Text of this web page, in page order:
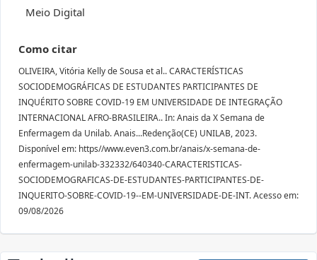
Meio Digital
Como citar
OLIVEIRA, Vitória Kelly de Sousa et al.. CARACTERÍSTICAS
SOCIODEMOGRÁFICAS DE ESTUDANTES PARTICIPANTES DE
INQUÉRITO SOBRE COVID-19 EM UNIVERSIDADE DE INTEGRAÇÃO
INTERNACIONAL AFRO-BRASILEIRA.. In: Anais da X Semana de
Enfermagem da Unilab. Anais...Redenção(CE) UNILAB, 2023.
Disponível em: https//www.even3.com.br/anais/x-semana-de-
enfermagem-unilab-332332/640340-CARACTERISTICAS-
SOCIODEMOGRAFICAS-DE-ESTUDANTES-PARTICIPANTES-DE-
INQUERITO-SOBRE-COVID-19--EM-UNIVERSIDADE-DE-INT. Acesso em:
09/08/2026